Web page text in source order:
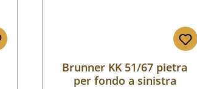
Brunner KK 51/67 pietra
per fondo a sinistra